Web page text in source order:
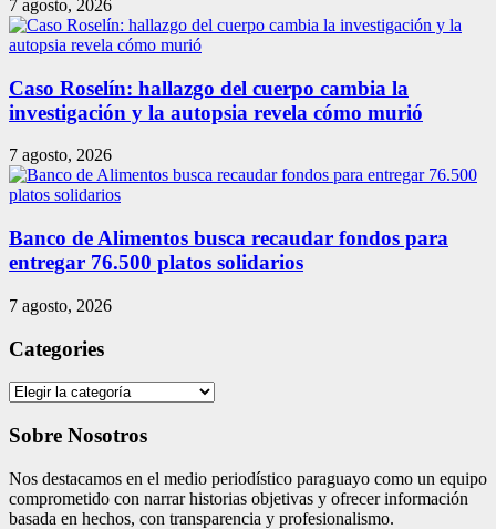
7 agosto, 2026
Caso Roselín: hallazgo del cuerpo cambia la
investigación y la autopsia revela cómo murió
7 agosto, 2026
Banco de Alimentos busca recaudar fondos para
entregar 76.500 platos solidarios
7 agosto, 2026
Categories
Categories
Sobre Nosotros
Nos destacamos en el medio periodístico paraguayo como un equipo
comprometido con narrar historias objetivas y ofrecer información
basada en hechos, con transparencia y profesionalismo.